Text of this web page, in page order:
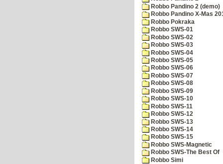
Robbo Pandino 2 (demo)
Robbo Pandino X-Mas
Robbo Pokraka
Robbo SWS-01
Robbo SWS-02
Robbo SWS-03
Robbo SWS-04
Robbo SWS-05
Robbo SWS-06
Robbo SWS-07
Robbo SWS-08
Robbo SWS-09
Robbo SWS-10
Robbo SWS-11
Robbo SWS-12
Robbo SWS-13
Robbo SWS-14
Robbo SWS-15
Robbo SWS-Magnetic
Robbo SWS-The Best Of
Robbo Simi